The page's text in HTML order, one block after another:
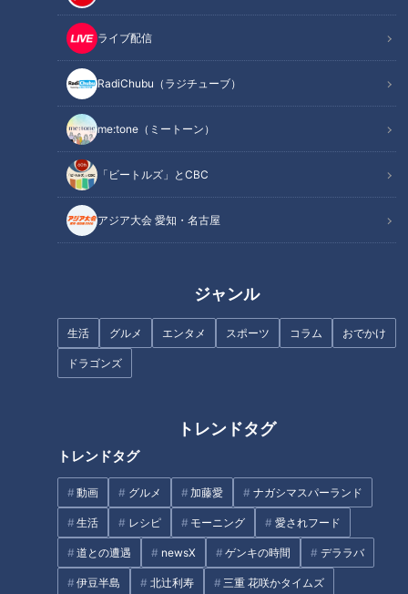
ライブ配信
RadiChubu（ラジチューブ）
me:tone（ミートーン）
「ビートルズ」とCBC
アジア大会 愛知・名古屋
ジャンル
生活 グルメ エンタメ スポーツ コラム おでかけ
ドラゴンズ
トレンドタグ
トレンドタグ
動画 グルメ 加藤愛 ナガシマスパーランド
生活 レシピ モーニング 愛されフード
道との遭遇 newsX ゲンキの時間 デララバ
伊豆半島 北辻利寿 三重 花咲かタイムズ
フランス人は菓子店「シャトレ
ーゼ」の店名に顔を赤らめる？
まるでウォータースライダー！
近鉄特急「ひのとり」展望席最
「奥琵琶湖パークウェイ」がで
【チャント！特集】
【四国一周】軽トラ女子三田が
松山から下道で一周！グルメ＆
絶景ドライブ⑱
「味しみ春雨の中華サラダ」の
作り方【キユーピー３分クッキ
生活 チャント！